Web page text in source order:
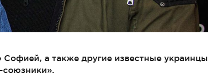
а также другие известные украинцы